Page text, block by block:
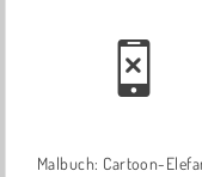
Malbuch: Cartoon-